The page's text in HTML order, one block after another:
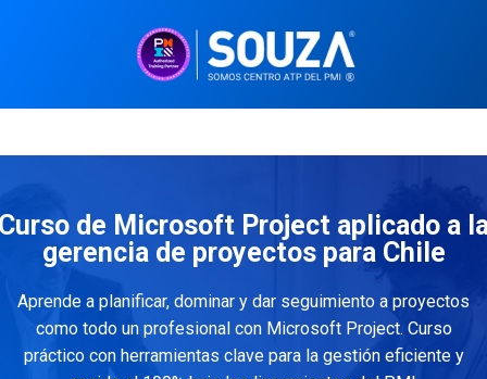
de Microsoft Project aplicado a
gerencia de proyectos para Chile
Aprende a planificar, dominar y dar seguimiento a proyectos
como todo un profesional con Microsoft Project. Curso
práctico con herramientas clave para la gestión eficiente y